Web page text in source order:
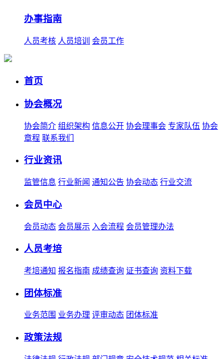
办事指南
人员考核 人员培训 会员工作
首页
协会概况
协会简介 组织架构 信息公开 协会理事会 专家队伍 协会
章程 联系我们
行业资讯
监管信息 行业新闻 通知公告 协会动态 行业交流
会员中心
会员动态 会员展示 入会流程 会员管理办法
人员考培
考培通知 报名指南 成绩查询 证书查询 资料下载
团体标准
业务范围 业务办理 评审动态 团体标准
政策法规